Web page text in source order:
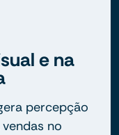
e na
percepção
no